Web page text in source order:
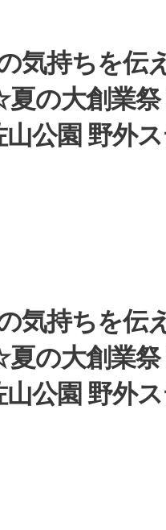
気持ちを伝
の大創業祭
公園 野外
気持ちを伝
の大創業祭
公園 野外